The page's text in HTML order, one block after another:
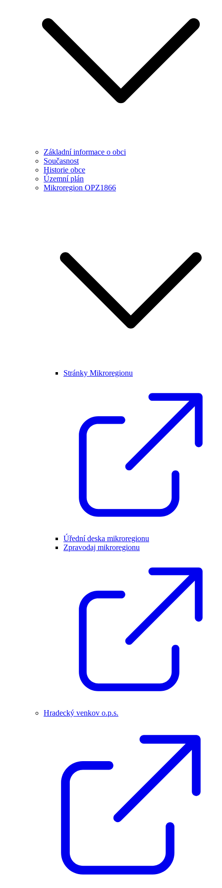
Základní informace o obci
Současnost
Historie obce
Územní plán
Mikroregion OPZ1866
Stránky Mikroregionu
Úřední deska mikroregionu
Zpravodaj mikroregionu
Hradecký venkov o.p.s.